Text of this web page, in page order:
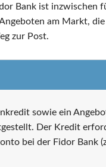
Bank ist inzwischen
am Markt,
zur Post.
sowie ein
Der Kredit
bei der Fidor Bank